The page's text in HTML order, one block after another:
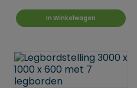
In Winkelwagen